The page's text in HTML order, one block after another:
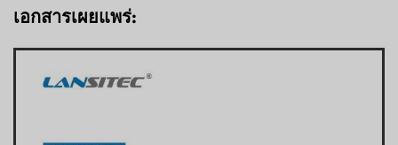
เอกสารเผยแพร่: